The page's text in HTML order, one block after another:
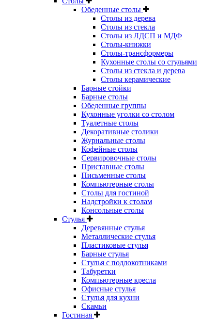
Обеденные столы
Столы из дерева
Столы из стекла
Столы из ЛДСП и МДФ
Столы-книжки
Столы-трансформеры
Кухонные столы со стульями
Столы из стекла и дерева
Столы керамические
Барные стойки
Барные столы
Обеденные группы
Кухонные уголки со столом
Туалетные столы
Декоративные столики
Журнальные столы
Кофейные столы
Сервировочные столы
Приставные столы
Письменные столы
Компьютерные столы
Столы для гостиной
Надстройки к столам
Консольные столы
Стулья
Деревянные стулья
Металлические стулья
Пластиковые стулья
Барные стулья
Стулья с подлокотниками
Табуретки
Компьютерные кресла
Офисные стулья
Стулья для кухни
Скамьи
Гостиная